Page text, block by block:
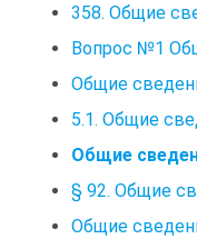
358. Общие
Вопрос №1
Общие
5.1. Общие
Общие
§ 92. Общие
Общие